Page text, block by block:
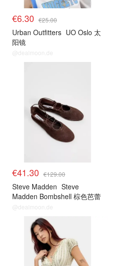
€6.30 €25.00
Urban Outfitters UO Oslo 太
阳镜
@dealmoon.de
€41.30 €129.00
Steve Madden Steve
Madden Bombshell 棕色芭蕾
平底鞋
@dealmoon.de